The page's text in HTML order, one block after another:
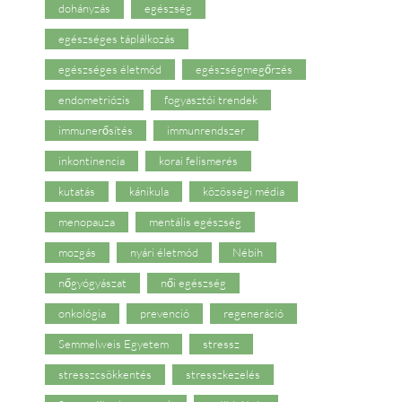
dohányzás egészség
egészséges táplálkozás
egészséges életmód egészségmegőrzés
endometriózis fogyasztói trendek
immunerősítés immunrendszer
inkontinencia korai felismerés
kutatás kánikula közösségi média
menopauza mentális egészség
mozgás nyári életmód Nébih
nőgyógyászat női egészség
onkológia prevenció regeneráció
Semmelweis Egyetem stressz
stresszcsökkentés stresszkezelés